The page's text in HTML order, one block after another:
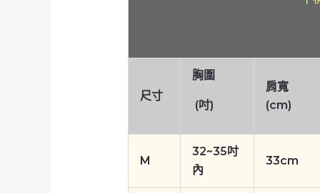
尺寸
胸圍
(吋)
肩寬
(cm)
M
32~35吋
內
33cm